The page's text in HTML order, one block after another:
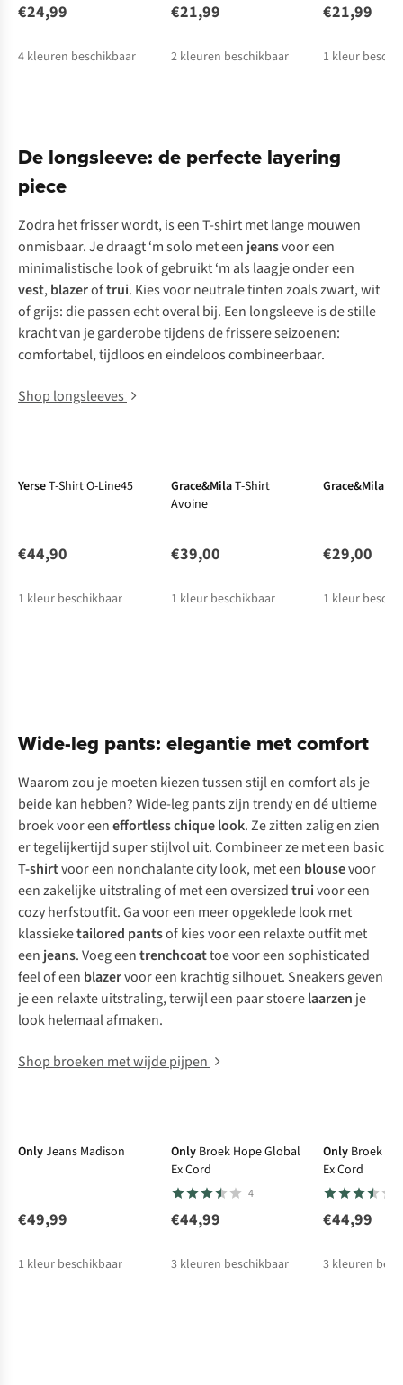
€24,99
4 kleuren beschikbaar
€21,99
2 kleuren beschikbaar
€21,99
1 kleur
De longsleeve: de perfecte layering
piece
Zodra het frisser wordt, is een T-shirt met lange mouwen
onmisbaar. Je draagt ‘m solo met een jeansvoor een
minimalistische look of gebruikt ‘m als laagje onder een
vest,blazeroftrui. Kies voor neutrale tinten zoals zwart, wit
of grijs: die passen echt overal bij. Een longsleeve is de stille
kracht van je garderobe tijdens de frissere seizoenen:
comfortabel, tijdloos en eindeloos combineerbaar.
Shop longsleeves
YerseT-Shirt O-Line45
€44,90
1 kleur beschikbaar
Grace&MilaT-Shirt
Avoine
€39,00
1 kleur beschikbaar
Grace&Mila
€29,00
1 kleur
Wide-leg pants: elegantie met comfort
Waarom zou je moeten kiezen tussen stijl en comfort als je
beide kan hebben? Wide-leg pants zijn trendy en dé ultieme
broek voor eeneffortless chiquelook. Ze zitten zalig en zien
er tegelijkertijd super stijlvol uit. Combineer ze met een basic
T-shirtvoor een nonchalante city look, met een blousevoor
een zakelijke uitstraling of met een oversizedtruivoor een
cozy herfstoutfit. Ga voor een meer opgeklede look met
klassieketailored pantsof kies voor een relaxte outfit met
een jeans. Voeg eentrenchcoattoe voor een sophisticated
feel of een blazervoor een krachtig silhouet. Sneakers geven
je een relaxte uitstraling, terwijl een paar stoerelaarzen je
look helemaal afmaken.
Shop broeken met wijde pijpen
OnlyJeans Madison
€49,99
1 kleur beschikbaar
Only Broek Hope Global
Ex Cord
4
€44,99
3 kleuren beschikbaar
Only Broek
Ex Cord
€44,99
3 kleuren